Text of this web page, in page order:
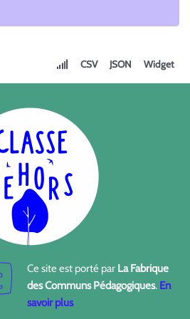
CSV JSON Widget
Ce site est porté par La Fabrique
des Communs Pédagogiques. En
savoir plus